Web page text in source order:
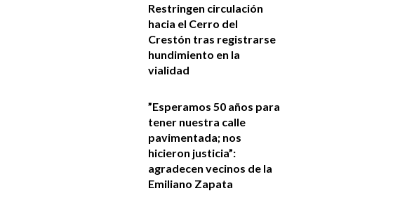
Restringen circulación
hacia el Cerro del
Crestón tras registrarse
hundimiento en la
vialidad
”Esperamos 50 años para
tener nuestra calle
pavimentada; nos
hicieron justicia”:
agradecen vecinos de la
Emiliano Zapata